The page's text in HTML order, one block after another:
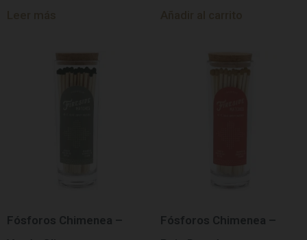
Fósforos Chimenea –
Fósforos Chimenea –